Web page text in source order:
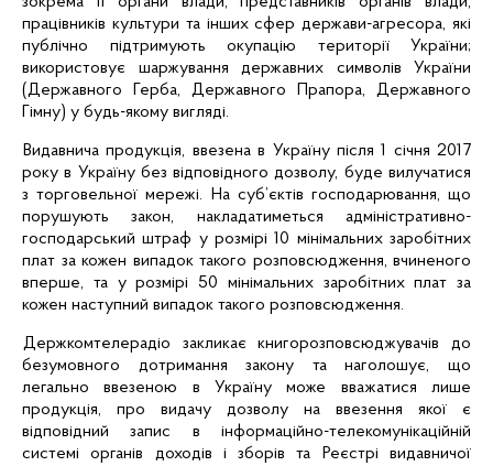
працівників культури та інших сфер держави-агресора, які
публічно підтримують окупацію території України;
використовує шаржування державних символів України
(Державного Герба, Державного Прапора, Державного
Гімну) у будь-якому вигляді.
Видавнича продукція, ввезена в Україну після 1 січня 2017
року в Україну без відповідного дозволу, буде вилучатися
з торговельної мережі. На суб’єктів господарювання, що
порушують закон, накладатиметься адміністративно-
господарський штраф у розмірі 10 мінімальних заробітних
плат за кожен випадок такого розповсюдження, вчиненого
вперше, та у розмірі 50 мінімальних заробітних плат за
кожен наступний випадок такого розповсюдження.
Держкомтелерадіо закликаєкнигорозповсюджувачів до
безумовного дотримання закону та наголошує, що
легально ввезеною
в Україну може вважатися лише
продукція, про видачу дозволу на ввезення якої є
відповідний запис в інформаційно-телекомунікаційній
системі органів доходів і зборів та Реєстрі видавничої